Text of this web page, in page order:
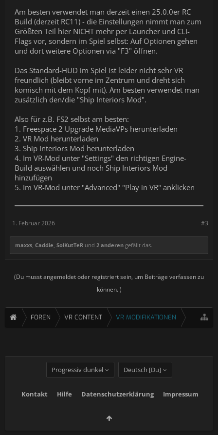
Am besten verwendet man derzeit einen 25.0.0er RC
Build (derzeit RC11) - die Einstellungen nimmt man zum
Größten Teil hier NICHT mehr per Launcher und CLI-
Flags vor, sondern im Spiel selbst: Auf Optionen gehen
und dort weitere Optionen via "F3" öffnen.
Das Standard-HUD im Spiel ist leider nicht sehr VR
freundlich (bleibt vorne im Zentrum und dreht sich
komisch mit dem Kopf mit). Am besten verwendet man
zusätzlich den/die "Ship Interiors Mod".
Also für z.B. FS2 selbst am besten:
1. Freespace 2 Upgrade MediaVPs herunterladen
2. VR Mod herunterladen
3. Ship Interiors Mod herunterladen
4. Im VR-Mod unter "Settings" den richtigen Engine-
Build auswählen und noch Ship Interiors Mod
hinzufügen
5. Im VR-Mod unter "Advanced" "Play in VR" anklicken
#3
1. Februar 2026
maxxs, Caddie, SolKutTeR und 2 anderen gefällt das.
(Du musst angemeldet oder registriert sein, um Beiträge verfassen zu
können. )
FOREN VR CONTENT VR MODIFIKATIONEN
Progressiv dunkel Deutsch [Du]
Kontakt Hilfe Datenschutzerklärung Impressum